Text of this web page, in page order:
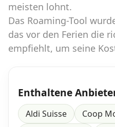
meisten lohnt.
Das Roaming-Tool
das vor den Ferien die
empfiehlt, um seine
Enthaltene
Aldi Suisse Coop